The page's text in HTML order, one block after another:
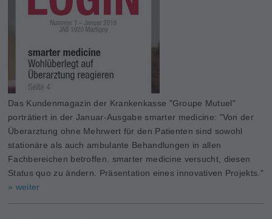
Das Kundenmagazin der Krankenkasse "Groupe Mutuel"
porträtiert in der Januar-Ausgabe smarter medicine: "Von der
Überarztung ohne Mehrwert für den Patienten sind sowohl
stationäre als auch ambulante Behandlungen in allen
Fachbereichen betroffen. smarter medicine versucht, diesen
Status quo zu ändern. Präsentation eines innovativen Projekts."
» weiter